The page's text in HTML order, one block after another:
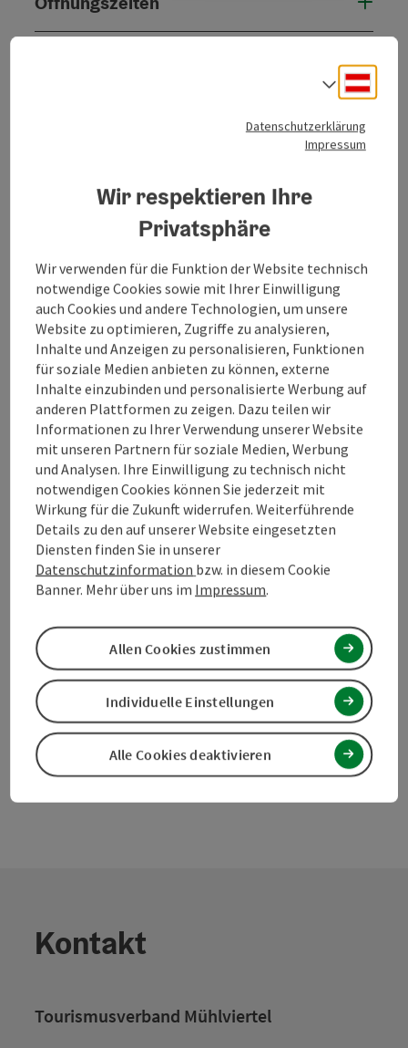
Anreise/Lage
Eignung
Barrierefreiheit
Meine Betriebe
Mehr Entdecken
Beitrag merken
PDF erstellen
Beitrag drucken
powered byTOURDATA Änderung vorschlagen
Kontakt
Tourismusverband Mühlviertel
Datenschutzerklärung
Impressum
Wir respektieren Ihre
Privatsphäre
Wir verwenden für die Funktion der Website technisch
notwendige Cookies sowie mit Ihrer Einwilligung
auch Cookies und andere Technologien, um unsere
Website zu optimieren, Zugriffe zu analysieren,
Inhalte und Anzeigen zu personalisieren, Funktionen
für soziale Medien anbieten zu können, externe
Inhalte einzubinden und personalisierte Werbung auf
anderen Plattformen zu zeigen. Dazu teilen wir
Informationen zu Ihrer Verwendung unserer Website
mit unseren Partnern für soziale Medien, Werbung
und Analysen. Ihre Einwilligung zu technisch nicht
notwendigen Cookies können Sie jederzeit mit
Wirkung für die Zukunft widerrufen. Weiterführende
Details zu den auf unserer Website eingesetzten
Diensten finden Sie in unserer
Datenschutzinformation bzw. in diesem Cookie
Banner. Mehr über uns im Impressum.
Alle Cookies deaktivieren
Individuelle Einstellungen
Allen Cookies zustimmen